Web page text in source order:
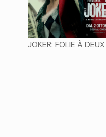
JOKER: FOLIE À DEUX